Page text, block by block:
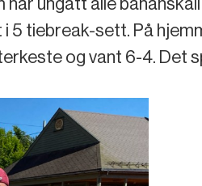
ungått alle
5 tiebreak-sett. På
og vant 6-4. Det